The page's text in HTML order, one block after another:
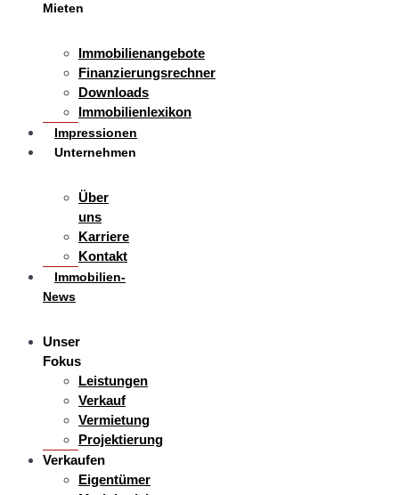
Mieten
Immobilienangebote
Finanzierungsrechner
Downloads
Immobilienlexikon
Impressionen
Unternehmen
Über
uns
Karriere
Kontakt
Immobilien-
News
Unser
Fokus
Leistungen
Verkauf
Vermietung
Projektierung
Verkaufen
Eigentümer